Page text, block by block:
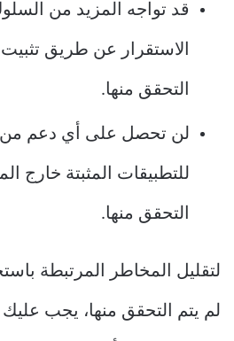
قد تواجه المزيد من
الاستقرار عن طريق
التحقق منها.
للتطبيقات المثبتة خارج
التحقق منها.
لتقليل المخاطر المرتبطة
لم يتم التحقق منها، يجب عليك